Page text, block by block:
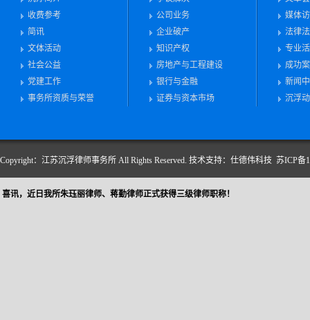
收费参考
简讯
文体活动
社会公益
党建工作
事务所资质与荣誉
公司业务
企业破产
知识产权
房地产与工程建设
银行与金融
证券与资本市场
媒体
法律
专业
成功
新闻
沉浮
Copyright：江苏沉浮律师事务所 All Rights Reserved. 技术支持：仕德伟科技 苏ICP备
喜讯，近日我所朱珏丽律师、蒋勤律师正式获得三级律师职称！